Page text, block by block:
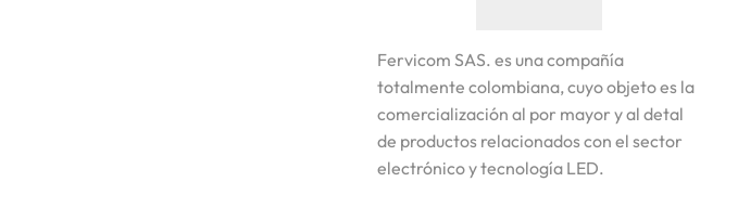
Fervicom SAS. es una compañía
totalmente colombiana, cuyo objeto es la
comercialización al por mayor y al detal
de productos relacionados con el sector
electrónico y tecnología LED.